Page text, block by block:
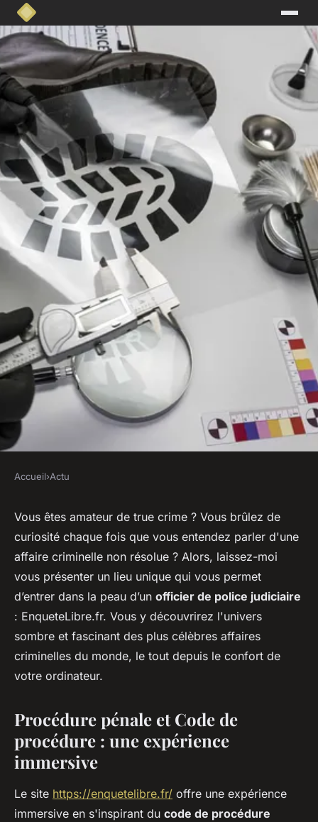
EnqueteLibre.fr : Découvrez le
Frisson de l'Enquête Policière
depuis votre Ordinateur
sébastien•3 janvier 2024•2 min de lecture
Accueil›Actu
Vous êtes amateur de true crime ? Vous brûlez de
curiosité chaque fois que vous entendez parler d'une
affaire criminelle non résolue ? Alors, laissez-moi
vous présenter un lieu unique qui vous permet
d’entrer dans la peau d’un officier de police judiciaire
: EnqueteLibre.fr. Vous y découvrirez l'univers
sombre et fascinant des plus célèbres affaires
criminelles du monde, le tout depuis le confort de
votre ordinateur.
Procédure pénale et Code de
procédure : une expérience
immersive
Le site https://enquetelibre.fr/ offre une expérience
immersive en s'inspirant du code de procédure